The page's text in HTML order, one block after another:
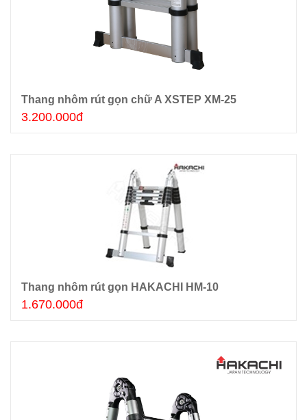
Thêm giỏ hàng
Thang nhôm rút gọn chữ A XSTEP XM-25
3.200.000đ
Thêm giỏ hàng
Thang nhôm rút gọn HAKACHI HM-10
1.670.000đ